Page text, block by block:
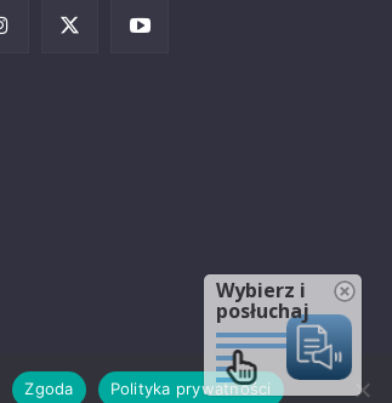
Zgoda Polityka prywatności
Wybierz i
posłuchaj